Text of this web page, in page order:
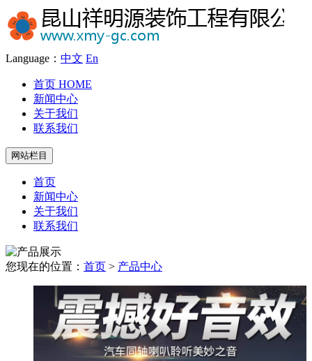
Language： 中文 En
首页 HOME
新闻中心
关于我们
联系我们
网站栏目
首页
新闻中心
关于我们
联系我们
您现在的位置： 首页 > 产品中心